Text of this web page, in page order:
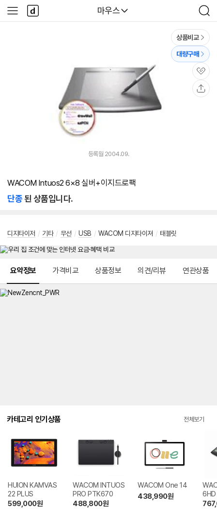
다나와
마우스
검
색
사
이
다
나
와
상품비교
대량구매
관
심
등록월 2004.09.
WACOM Intuos2 6×8 실버+이지드로팩
단종된 상품입니다.
디지타이저 / 기타 / 무선 / USB / WACOM 디지타이져 / 태블릿
요약정보 가격비교 상품정보 의견/리뷰 연관상품
카테고리 인기상품 전체보기
HUION KAMVAS
22 PLUS
599,000원
WACOM INTUOS
PRO PTK670
488,800원
WACOM One 14
438,990원
6HD